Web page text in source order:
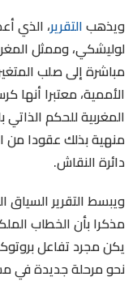
ويذهبالتقرير، الذي
لوليشكي، وممثل
مباشرة إلى صلب
الأممية، معتبرا
المغربية للحكم الذاتي
منهية بذلك عقودا من
دائرة النقاش.
ويبسط التقرير
مذكرا بأن الخطاب
يكن مجرد تفاعل
نحو مرحلة جديدة في